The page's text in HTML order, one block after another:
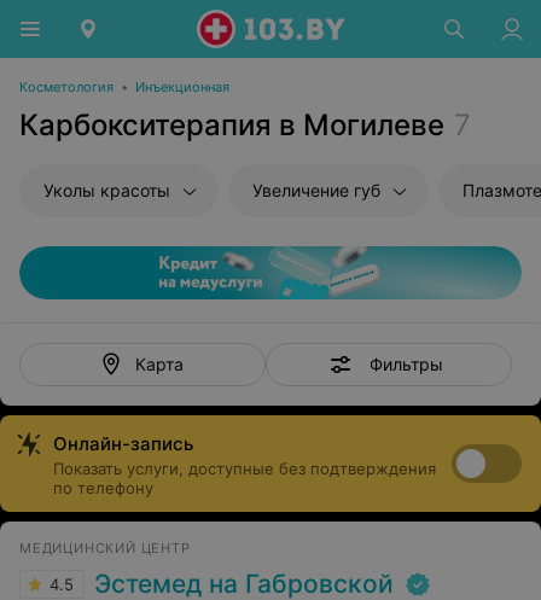
Косметология • Инъекционная
Карбокситерапия в Могилеве 7
Уколы красоты Увеличение губ
Карта Фильтры
Онлайн-запись
Показать услуги, доступные без подтверждения
по телефону
МЕДИЦИНСКИЙ ЦЕНТР
4.5 Эстемед на Габровской